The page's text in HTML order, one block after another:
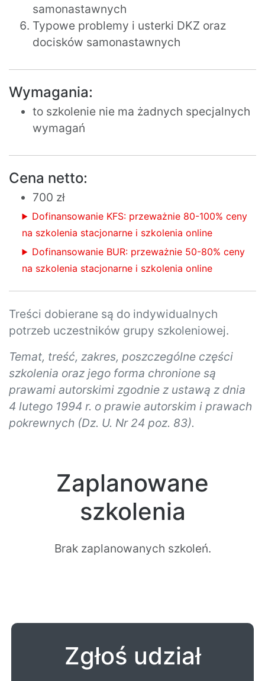
samonastawnych
Typowe problemy i usterki DKZ oraz
docisków samonastawnych
Wymagania:
to szkolenie nie ma żadnych specjalnych
wymagań
Cena netto:
700 zł
Dofinansowanie KFS: przeważnie 80-100% ceny
na szkolenia stacjonarne i szkolenia online
Dofinansowanie BUR: przeważnie 50-80% ceny
na szkolenia stacjonarne i szkolenia online
Treści dobierane są do indywidualnych
potrzeb uczestników grupy szkoleniowej.
Temat, treść, zakres, poszczególne części
szkolenia oraz jego forma chronione są
prawami autorskimi zgodnie z ustawą z dnia
4 lutego 1994 r. o prawie autorskim i prawach
pokrewnych (Dz. U. Nr 24 poz. 83).
Zaplanowane
szkolenia
Brak zaplanowanych szkoleń.
Zgłoś udział